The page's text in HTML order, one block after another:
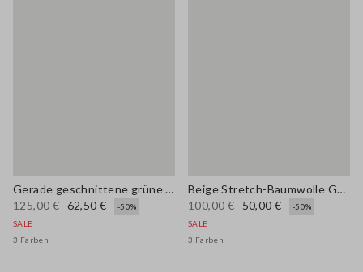
Gerade geschnittene grüne Baumwoll-Leinen-Mischhose mit normaler Passform
125,00 € 62,50 €
-50%
SALE
3 Farben
Beige Stretch-Baumwolle Gerade Hose
100,00 € 50,00 €
-50%
SALE
3 Farben